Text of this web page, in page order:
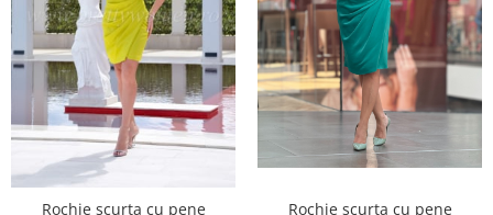
Rochie scurta cu pene
Rochie scurta cu pene